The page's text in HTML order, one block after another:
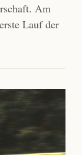
Am
Lauf der